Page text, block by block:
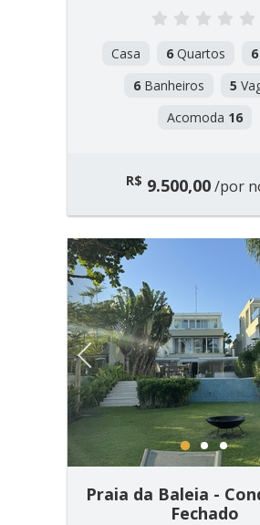
Casa 6 Quartos 6
6Banheiros 5
Acomoda 16
R$ 9.500,00/por
Previous
1 2 3
Praia da Baleia -
Fechado